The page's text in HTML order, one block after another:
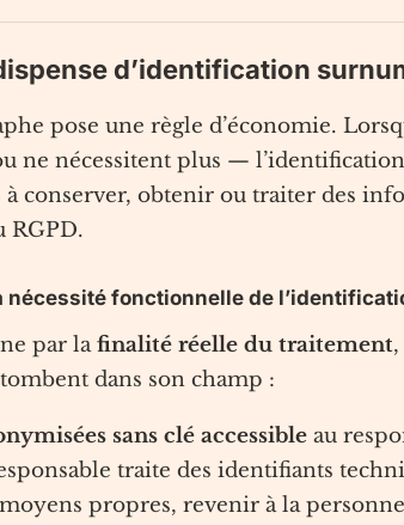
d’identification
pose une règle d’économie.
ne nécessitent plus —
à conserver, obtenir ou traiter des
RGPD.
nécessité fonctionnelle de
par lafinalité réelle du traitement
dans son champ :
sans clé accessible au
traite des identifiants
propres, revenir à la